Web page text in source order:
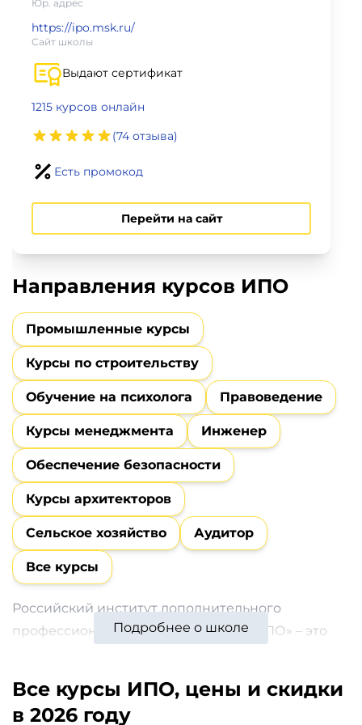
Юр. адрес
https://ipo.msk.ru/
Сайт школы
Выдают сертификат
1215 курсов онлайн
(74 отзыва)
Есть промокод
Перейти на сайт
Направления курсов ИПО
Промышленные курсы
Курсы по строительству
Обучение на психолога Правоведение
Курсы менеджмента Инженер
Обеспечение безопасности
Курсы архитекторов
Сельское хозяйство Аудитор
Все курсы
Российский институт дополнительного
профессионального образования «ИПО» – это
сети интернет по востребованным на рынке
гуманитарным, техническим и бизнес
Подробнее о школе
Все курсы ИПО, цены и скидки
в 2026 году
аудио
Маркетинг
Иностранный
язык
Для
детей
Красота,
фитнес
Психология
и
саморазвитие
Прочее
Репетиторы
Тесты
на
профориентацию